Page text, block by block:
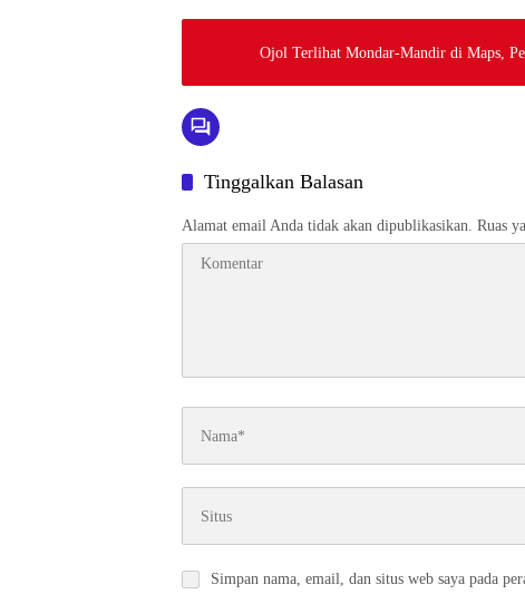
Ojol Terlihat Mondar-Mandir di Maps,
Tinggalkan Balasan
Alamat email Anda tidak akan dipublikasikan. Ruas
Simpan nama, email, dan situs web saya pada